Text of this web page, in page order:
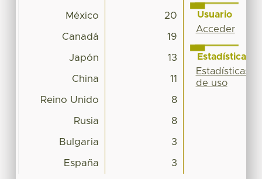
México 20
Canadá 19
Japón 13
China 11
Reino Unido 8
Rusia 8
Bulgaria 3
España 3
Usuario
Acceder
Estadísticas
Estadísticas
de uso